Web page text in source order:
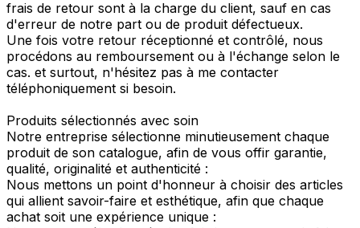
frais de retour sont à la charge du client, sauf en cas
d'erreur de notre part ou de produit défectueux.
Une fois votre retour réceptionné et contrôlé, nous
procédons au remboursement ou à l'échange selon le
cas. et surtout, n'hésitez pas à me contacter
téléphoniquement si besoin.
Produits sélectionnés avec soin
Notre entreprise sélectionne minutieusement chaque
produit de son catalogue, afin de vous offir garantie,
qualité, originalité et authenticité :
Nous mettons un point d'honneur à choisir des articles
qui allient savoir-faire et esthétique, afin que chaque
achat soit une expérience unique :